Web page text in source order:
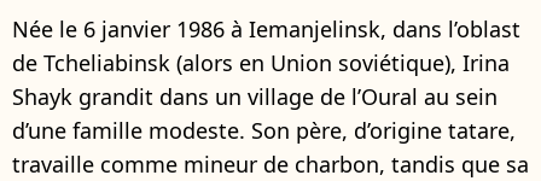
Née le 6 janvier 1986 à Iemanjelinsk, dans l’oblast
de Tcheliabinsk (alors en Union soviétique), Irina
Shayk grandit dans un village de l’Oural au sein
d’une famille modeste. Son père, d’origine tatare,
travaille comme mineur de charbon, tandis que sa